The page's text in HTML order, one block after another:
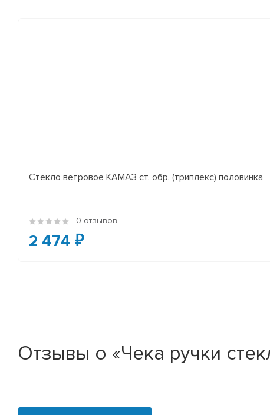
Стекло ветровое КАМАЗ ст. обр. (триплекс) половинка
0 отзывов
2 474 ₽
Отзывы о «Чека ручки